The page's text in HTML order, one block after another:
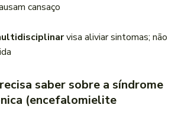
cansaço
visa aliviar sintomas; não
saber sobre a síndrome
(encefalomielite